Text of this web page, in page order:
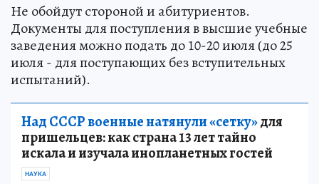
Не обойдут стороной и абитуриентов.
Документы для поступления в высшие учебные
заведения можно подать до 10-20 июля (до 25
июля - для поступающих без вступительных
испытаний).
Над СССР военные натянули «сетку»для
пришельцев: как страна 13 лет тайно
искала и изучала инопланетных гостей
НАУКА